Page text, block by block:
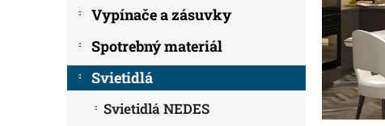
Vypínače a zásuvky
Spotrebný materiál
Svietidlá
Svietidlá NEDES